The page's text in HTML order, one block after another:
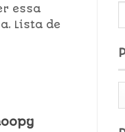
essa
Lista de